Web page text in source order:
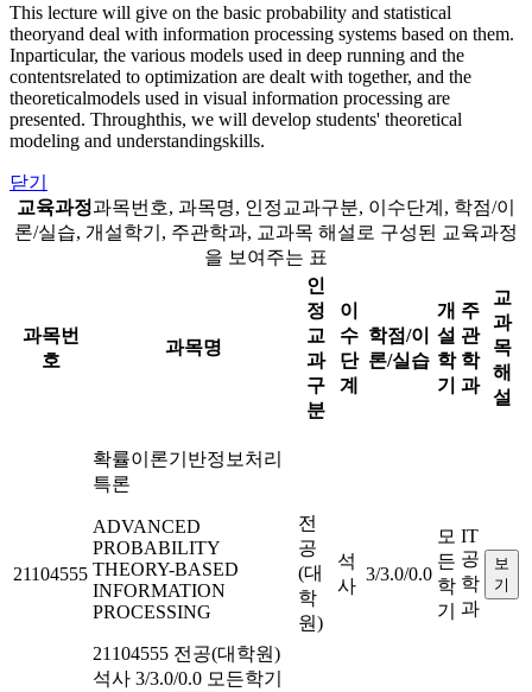
This lecture will give on the basic probability and statistical
theoryand deal with information processing systems based on them.
Inparticular, the various models used in deep running and the
contentsrelated to optimization are dealt with together, and the
theoreticalmodels used in visual information processing are
presented. Throughthis, we will develop students' theoretical
modeling and understandingskills.
닫기
교육과정과목번호, 과목명, 인정교과구분, 이수단계, 학점/이
론/실습, 개설학기, 주관학과, 교과목 해설로 구성된 교육과정
을 보여주는 표
과목번
호
과목명
인
정
교
과
구
분
이
수
단
계
학점/이
론/실습
개
설
학
기
주
관
학
과
교
과
목
해
설
21104555
확률이론기반정보처리
특론
ADVANCED
PROBABILITY
THEORY-BASED
INFORMATION
PROCESSING
21104555 전공(대학원)
석사 3/3.0/0.0 모든학기
전
공
(대
학
원)
석
사
3/3.0/0.0
모
든
학
기
IT
공
학
과
보
기